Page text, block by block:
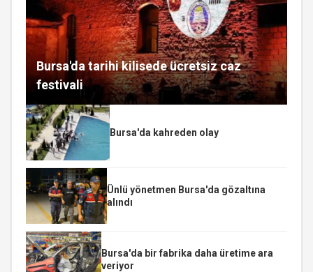
Bursa'da tarihi kilisede ücretsiz caz
festivali
Bursa'da kahreden olay
Ünlü yönetmen Bursa'da gözaltına
alındı
Bursa'da bir fabrika daha üretime ara
veriyor